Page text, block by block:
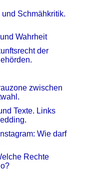
Schmähkritik.
Wahrheit
der
zwischen
Texte. Links
Wie darf
Rechte